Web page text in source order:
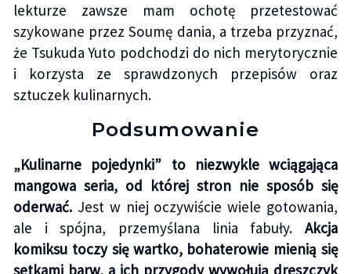
lekturze zawsze mam ochotę przetestować
szykowane przez Soumę dania, a trzeba przyznać,
że Tsukuda Yuto podchodzi do nich merytorycznie
i korzysta ze sprawdzonych przepisów oraz
sztuczek kulinarnych.
Podsumowanie
„Kulinarne pojedynki” to niezwykle wciągająca
mangowa seria, od której stron nie sposób się
oderwać.Jest w niej oczywiście wiele gotowania,
ale i spójna, przemyślana linia fabuły.Akcja
komiksu toczy się wartko, bohaterowie mienią się
setkami barw, a ich przygody wywołują dreszczyk